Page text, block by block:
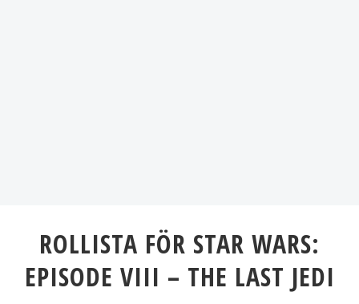
ROLLISTA FÖR STAR WARS:
EPISODE VIII – THE LAST JEDI